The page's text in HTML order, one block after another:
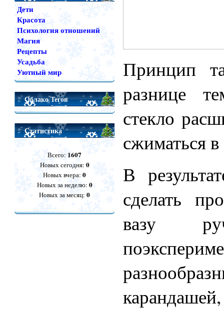
Дети
Красота
Психология отношений
Магия
Рецепты
Усадьба
Уютный мир
Облако Тегов
Статистика
Всего: 1607
Новых сегодня: 0
Новых вчера:0
Новых за неделю: 0
Новых за месяц:0
Принцип
разнице
стекло
сжиматься в
В
сделать
вазу
карандашей,